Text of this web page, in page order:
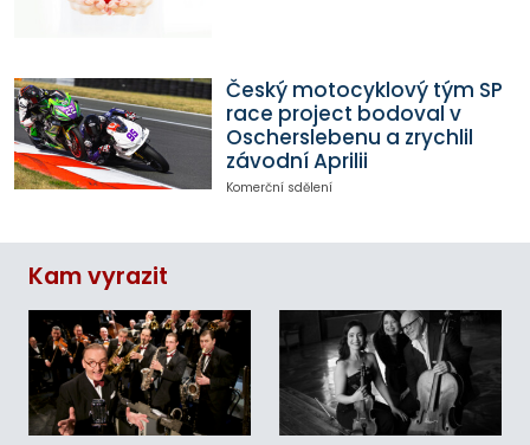
Český motocyklový tým SP
race project bodoval v
Oscherslebenu a zrychlil
závodní Aprilii
Komerční sdělení
Kam vyrazit